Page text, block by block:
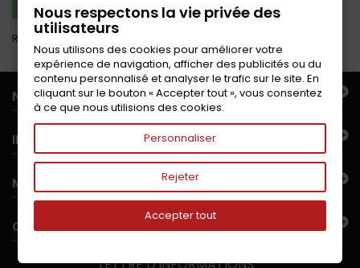
COMPARER (0)
Résultats 1 - 3 sur 3.
NOTRE OFFRE
INFORMATIONS
MON COMPTE
CONTACTEZ-NOUS
Nous respectons la vie privée des
utilisateurs
Nous utilisons des cookies pour améliorer votre
expérience de navigation, afficher des publicités ou du
contenu personnalisé et analyser le trafic sur le site. En
cliquant sur le bouton « Accepter tout », vous consentez
à ce que nous utilisions des cookies.
Personnaliser
Rejeter
Accepter tout